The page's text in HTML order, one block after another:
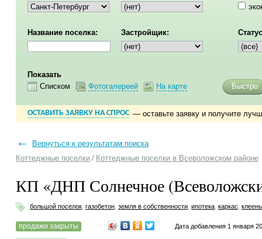
Название поселка: Застройщик:
Показать
Списком
Фотогалереей На карте Быстро
ОСТАВИТЬ ЗАЯВКУ НА СПРОС — оставьте заявку и получите
←
Вернуться к результатам поиска
Коттеджные поселки / Коттеджные поселки в Всеволожском районе
КП «ДНП Солнечное
большой поселок газобетон земля в собственности ипотека каркас
продажи закрыты Дата добавления 1 января